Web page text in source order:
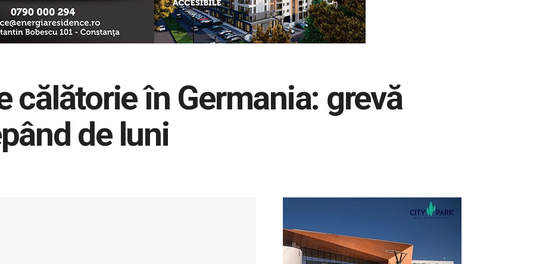
călătorie în Germania: grevă
de luni